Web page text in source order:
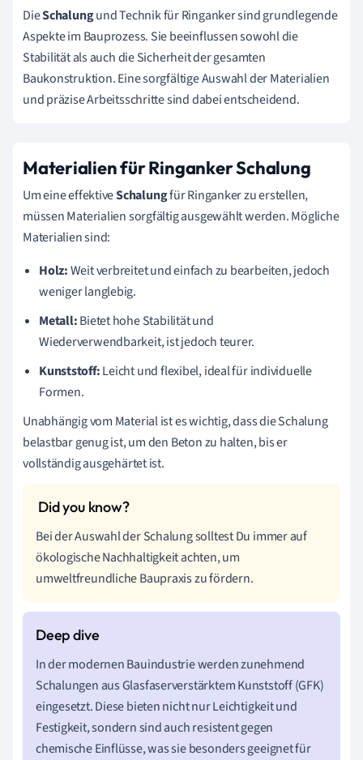
DieSchalungund Technik für Ringanker sind grundlegende
Aspekte im Bauprozess. Sie beeinflussen sowohl die
Stabilität als auch die Sicherheit der gesamten
Baukonstruktion. Eine sorgfältige Auswahl der Materialien
und präzise Arbeitsschritte sind dabei entscheidend.
Materialien für Ringanker Schalung
Um eine effektiveSchalungfür Ringanker zu erstellen,
müssen Materialien sorgfältig ausgewählt werden. Mögliche
Materialien sind:
Holz:Weit verbreitet und einfach zu bearbeiten, jedoch
weniger langlebig.
Metall:Bietet hohe Stabilität und
Wiederverwendbarkeit, ist jedoch teurer.
Kunststoff:Leicht und flexibel, ideal für individuelle
Formen.
Unabhängig vom Material ist es wichtig, dass die Schalung
belastbar genug ist, um den Beton zu halten, bis er
vollständig ausgehärtet ist.
Bei der Auswahl der Schalung solltest Du immer auf
ökologische Nachhaltigkeit achten, um
umweltfreundliche Baupraxis zu fördern.
In der modernen Bauindustrie werden zunehmend
Schalungen aus Glasfaserverstärktem Kunststoff (GFK)
eingesetzt. Diese bieten nicht nur Leichtigkeit und
Festigkeit, sondern sind auch resistent gegen
chemische Einflüsse, was sie besonders geeignet für